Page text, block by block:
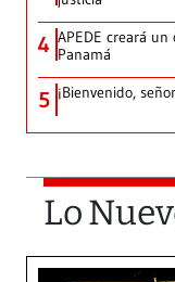
4 APEDE creará un
Panamá
5 ¡Bienvenido,
Lo